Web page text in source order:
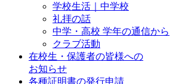
学校生活｜中学校
礼拝の話
中学・高校 学年の通信から
クラブ活動
在校生・保護者の皆様への
お知らせ
各種証明書の発行申請